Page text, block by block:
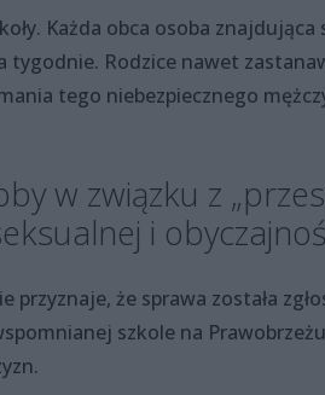
Każda obca osoba znajdująca
tygodnie. Rodzice nawet
tego niebezpiecznego
w związku z
i
przyznaje, że sprawa została
szkole na